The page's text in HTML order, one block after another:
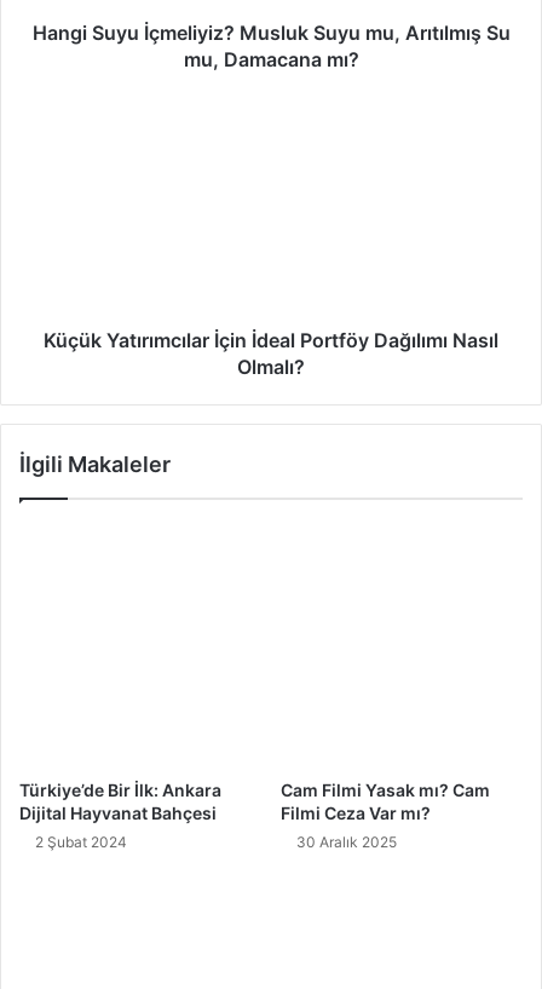
Hangi Suyu İçmeliyiz? Musluk Suyu mu, Arıtılmış Su
mu, Damacana mı?
Küçük Yatırımcılar İçin İdeal Portföy Dağılımı Nasıl
Olmalı?
İlgili Makaleler
Türkiye’de Bir İlk: Ankara
Dijital Hayvanat Bahçesi
2 Şubat 2024
Cam Filmi Yasak mı? Cam
Filmi Ceza Var mı?
30 Aralık 2025